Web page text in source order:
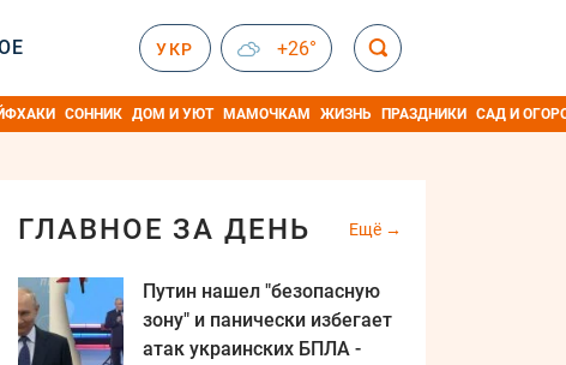
УКР +26°
СОННИК ДОМ И УЮТ МАМОЧКАМ ЖИЗНЬ ПРАЗДНИКИ САД И
ГЛАВНОЕ ЗА ДЕНЬ Ещё
Путин нашел "безопасную
зону" и панически избегает
атак украинских БПЛА -